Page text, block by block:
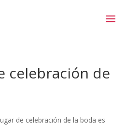
celebración de
de celebración de la boda es